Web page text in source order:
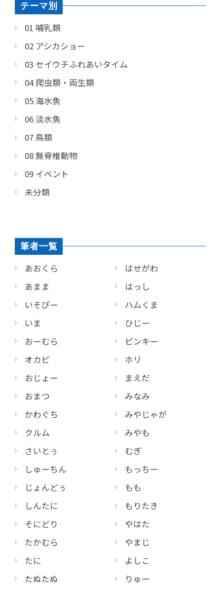
テーマ別
01 哺乳類
02 アシカショー
03 セイウチふれあいタイム
04 爬虫類・両生類
05 海水魚
06 淡水魚
07 鳥類
08 無脊椎動物
09 イベント
未分類
筆者一覧
あおくら
あまま
いそぴー
いま
おーむら
オカピ
おじょー
おまつ
かわぐち
クルム
さいとぅ
しゅーちん
じょんどぅ
しんたに
そにどり
たかむら
たに
たぬたぬ
はせがわ
はっし
ハムくま
ひじー
ピンキー
ホリ
まえだ
みなみ
みやじゃが
みやも
むぎ
もっちー
もも
もりたき
やはた
やまじ
よしこ
りゅー